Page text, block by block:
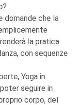
domande che la
la pratica
con sequenze
Yoga in
seguire in
corpo, del